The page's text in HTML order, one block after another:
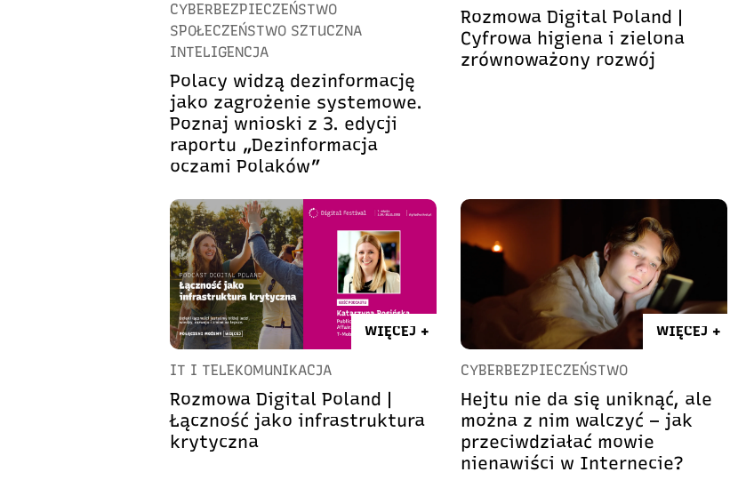
CYBERBEZPIECZEŃSTWO
SPOŁECZEŃSTWO SZTUCZNA
INTELIGENCJA
Polacy widzą dezinformację
jako zagrożenie systemowe.
Poznaj wnioski z 3. edycji
raportu „Dezinformacja
oczami Polaków”
Rozmowa Digital Poland |
Cyfrowa higiena i zielona
zrównoważony rozwój
WIĘCEJ +
IT I TELEKOMUNIKACJA
Rozmowa Digital Poland |
Łączność jako infrastruktura
krytyczna
WIĘCEJ +
CYBERBEZPIECZEŃSTWO
Hejtu nie da się uniknąć, ale
można z nim walczyć – jak
przeciwdziałać mowie
nienawiści w Internecie?